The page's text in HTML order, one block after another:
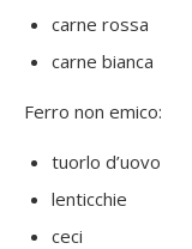
carne rossa
carne bianca
Ferro non emico:
tuorlo d’uovo
lenticchie
ceci